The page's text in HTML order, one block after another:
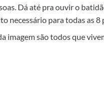
Dá até pra ouvir o
necessário para todas as 8
imagem são todos que